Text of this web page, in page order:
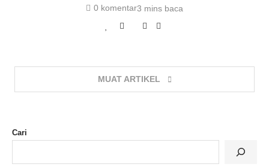
0 komentar3 mins baca
MUAT ARTIKEL
Cari